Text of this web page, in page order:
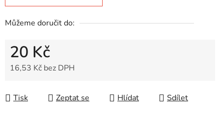
Můžeme doručit do:
20 Kč
16,53 Kč bez DPH
Tisk
Zeptat se Hlídat Sdílet